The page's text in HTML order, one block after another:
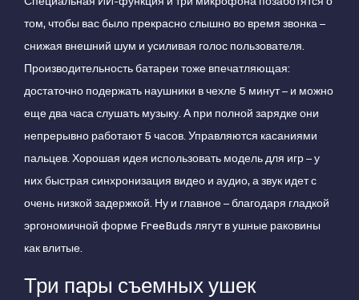
том, чтобы вас было прекрасно слышно во время звонка –
снижая внешний шум и усиливая голос пользователя.
Производительность батареи тоже впечатляющая:
достаточно подержать наушники в чехле 5 минут – и можно
еще два часа слушать музыку. А при полной зарядке они
непрерывно работают 5 часов. Управляются касаниями
пальцев. Хорошая идея использовать модель для игр – у
них быстрая синхронизация видео и аудио, а звук идет с
очень низкой задержкой. Ну и главное – благодаря гладкой
эргономичной форме FreeBuds лягут в ушные раковины
как влитые.
Три пары съемных ушек